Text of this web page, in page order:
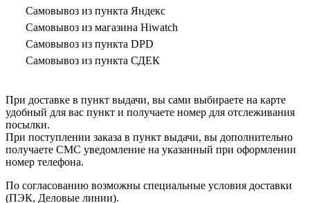
Самовывоз из пункта Яндекс
Самовывоз из магазина Hiwatch
Самовывоз из пункта DPD
Самовывоз из пункта СДЕК
При доставке в пункт выдачи, вы сами выбираете на карте
удобный для вас пункт и получаете номер для отслеживания
посылки.
При поступлении заказа в пункт выдачи, вы дополнительно
получаете СМС уведомление на указанный при оформлении
номер телефона.
По согласованию возможны специальные условия доставки
(ПЭК, Деловые линии).